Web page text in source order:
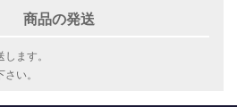
商品の発送
ます。
い。